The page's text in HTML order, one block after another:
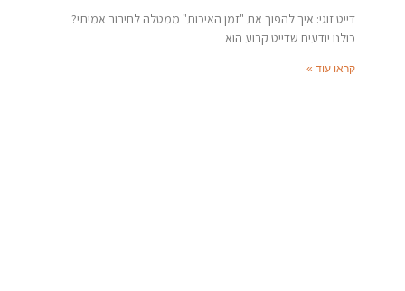
דייט זוגי: איך להפוך את "זמן האיכות" ממטלה לחיבור אמיתי?
כולנו יודעים שדייט קבוע הוא
קראו עוד »